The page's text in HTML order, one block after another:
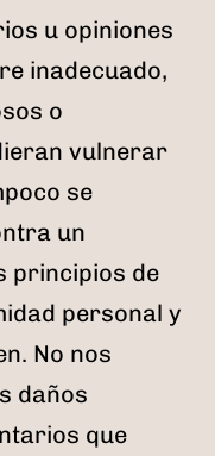
u opiniones
inadecuado,
o
vulnerar
se
un
principios de
personal y
No nos
daños
que